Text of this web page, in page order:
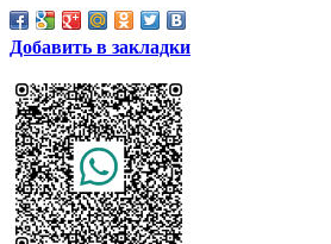
Добавить в закладки